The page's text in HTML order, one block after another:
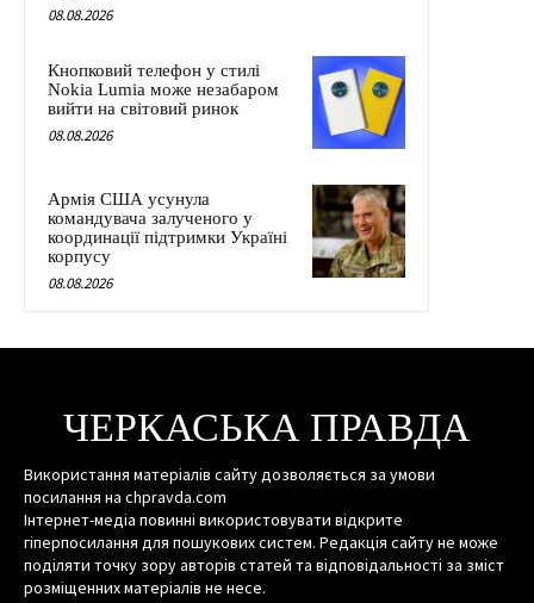
08.08.2026
Кнопковий телефон у стилі
Nokia Lumia може незабаром
вийти на світовий ринок
08.08.2026
Армія США усунула
командувача залученого у
координації підтримки Україні
корпусу
08.08.2026
ЧЕРКАСЬКА ПРАВДА
Використання матеріалів сайту дозволяється за умови
посилання на chpravda.com
Інтернет-медіа повинні використовувати відкрите
гіперпосилання для пошукових систем. Редакція сайту не може
поділяти точку зору авторів статей та відповідальності за зміст
розміщенних матеріалів не несе.